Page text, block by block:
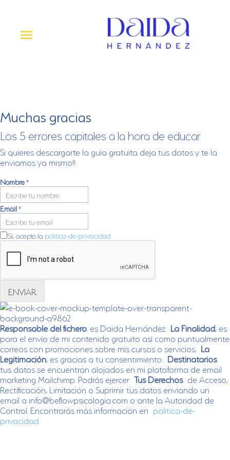
Menú
Muchas gracias
Los 5 errores capitales a la hora de educar
Si quieres descargarte la guía gratuita deja tus datos y te la
enviamos ya mismo!!
Nombre*
Email*
C
h
x
e
s
*
Sí, acepto la politica-de-privacidad
ENVIAR
Responsable del fichero: es Daida Hernández La Finalidad; es
para el envío de mi contenido gratuito así como puntualmente
correos con promociones sobre mis cursos o servicios. La
Legitimación; es gracias a tu consentimiento. Destinatarios:
tus datos se encuentran alojados en mi plataforma de email
marketing Mailchimp. Podrás ejercer Tus Derechosde Acceso,
Rectificación, Limitación o Suprimir tus datos enviando un
email a info@beflowpsicologia.com o ante la Autoridad de
Control. Encontrarás más información en politica-de-
privacidad